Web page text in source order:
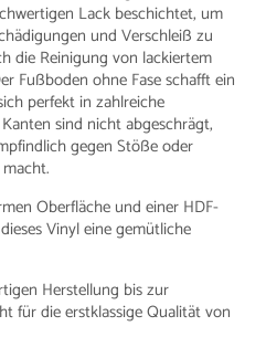
Lack beschichtet, um
und Verschleiß zu
die Reinigung von lackiertem
Fußboden ohne Fase schafft ein
perfekt in zahlreiche
sind nicht abgeschrägt,
gegen Stöße oder
Oberfläche und einer HDF-
Vinyl eine gemütliche
Herstellung bis zur
für die erstklassige Qualität von